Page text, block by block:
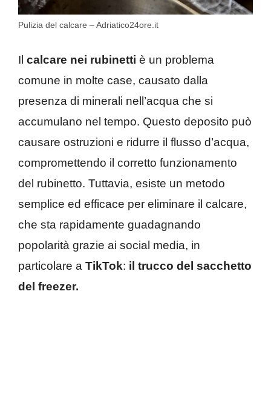
Pulizia del calcare – Adriatico24ore.it
Il calcare nei rubinetti è un problema
comune in molte case, causato dalla
presenza di minerali nell’acqua che si
accumulano nel tempo. Questo deposito può
causare ostruzioni e ridurre il flusso d’acqua,
compromettendo il corretto funzionamento
del rubinetto. Tuttavia, esiste un metodo
semplice ed efficace per eliminare il calcare,
che sta rapidamente guadagnando
popolarità grazie ai social media, in
particolare a TikTok: il trucco del sacchetto
del freezer.